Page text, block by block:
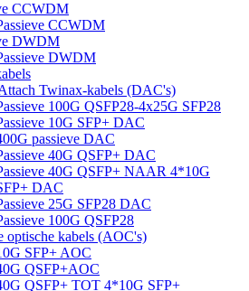
CCWDM
CCWDM
DWDM
DWDM
Twinax-kabels (DAC's)
100G QSFP28-4x25G SFP28
10G SFP+ DAC
passieve DAC
40G QSFP+ DAC
40G QSFP+ NAAR 4*10G
DAC
25G SFP28 DAC
100G QSFP28
optische kabels (AOC's)
SFP+ AOC
QSFP+AOC
QSFP+ TOT 4*10G SFP+